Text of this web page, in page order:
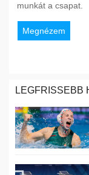
munkát a csapat.
Megnézem
LEGFRISSEBB